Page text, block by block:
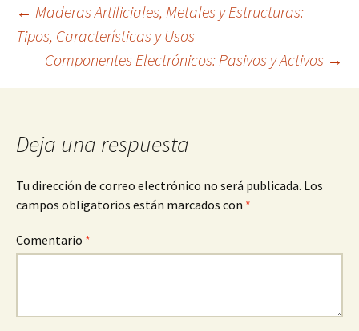
Navegación
← Maderas Artificiales, Metales y Estructuras:
Tipos, Características y Usos
Componentes Electrónicos: Pasivos y Activos →
Deja una respuesta
Tu dirección de correo electrónico no será publicada. Los
campos obligatorios están marcados con *
Comentario *